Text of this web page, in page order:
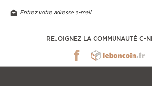
REJOIGNEZ LA COMMUNAUTÉ C-